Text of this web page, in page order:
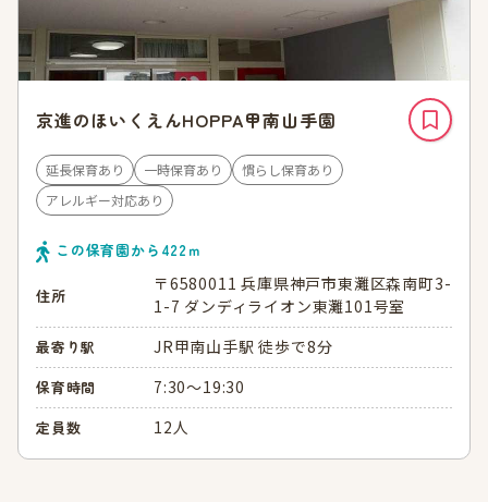
京進のほいくえんHOPPA甲南山手園
延長保育あり 一時保育あり
慣らし保育あり
アレルギー対応あり
この保育園から 422ｍ
住所
〒6580011 兵庫県神戸市東灘区森南町3-
1-7 ダンディライオン東灘101号室
最寄り駅 JR甲南山手駅 徒歩で8分
保育時間 7:30～19:30
定員数 12人